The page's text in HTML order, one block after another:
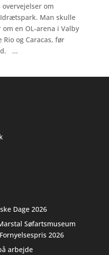
om
Man skulle
en OL-arena i Valby
og Caracas, før
...
Dage 2026
Søfartsmuseum
2026
arbejde